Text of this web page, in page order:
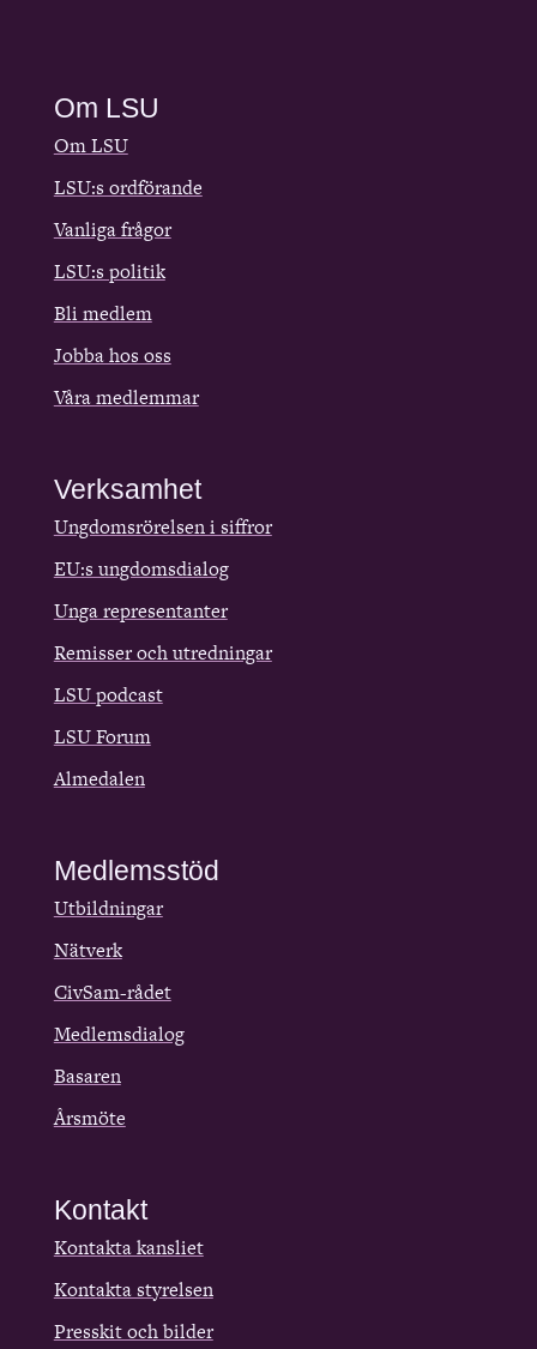
Om LSU
Om LSU
LSU:s ordförande
Vanliga frågor
LSU:s politik
Bli medlem
Jobba hos oss
Våra medlemmar
Verksamhet
Ungdomsrörelsen i siffror
EU:s ungdomsdialog
Unga representanter
Remisser och utredningar
LSU podcast
LSU Forum
Almedalen
Medlemsstöd
Utbildningar
Nätverk
CivSam-rådet
Medlemsdialog
Basaren
Årsmöte
Kontakt
Kontakta kansliet
Kontakta styrelsen
Presskit och bilder